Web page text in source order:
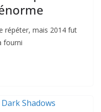
répéter, mais 2014 fut
fourni